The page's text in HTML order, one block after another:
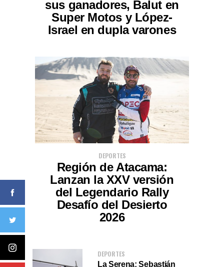
sus ganadores, Balut en
Super Motos y López-
Israel en dupla varones
DEPORTES
Región de Atacama:
Lanzan la XXV versión
del Legendario Rally
Desafío del Desierto
2026
DEPORTES
La Serena: Sebastián